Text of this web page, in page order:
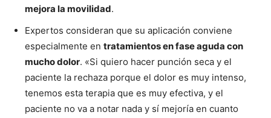
mejora la movilidad.
Expertos consideran que su aplicación conviene
especialmente en tratamientos en fase aguda con
mucho dolor. «Si quiero hacer punción seca y el
paciente la rechaza porque el dolor es muy intenso,
tenemos esta terapia que es muy efectiva, y el
paciente no va a notar nada y sí mejoría en cuanto